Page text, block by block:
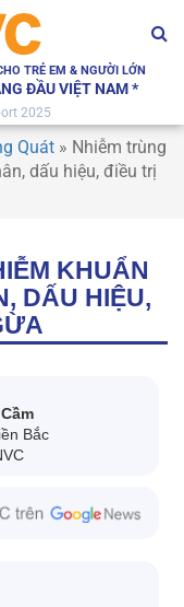
TRẺ EM & NGƯỜI LỚN
ĐẦU VIỆT NAM *
2025
Quát » Nhiễm trùng
dấu hiệu, điều trị
KHUẨN
DẤU HIỆU,
Bắc